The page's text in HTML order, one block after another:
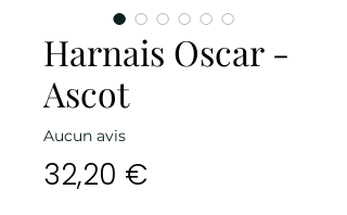
Harnais Oscar -
Ascot
Aucun avis
32,20 €Prix